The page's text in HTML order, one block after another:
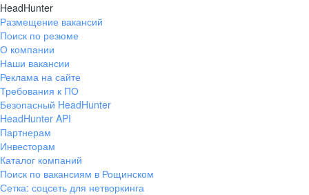
HeadHunter
Размещение вакансий
Поиск по резюме
О компании
Наши вакансии
Реклама на сайте
Требования к ПО
Безопасный HeadHunter
HeadHunter API
Партнерам
Инвесторам
Каталог компаний
Поиск по вакансиям в Рощинском
Сетка: соцсеть для нетворкинга